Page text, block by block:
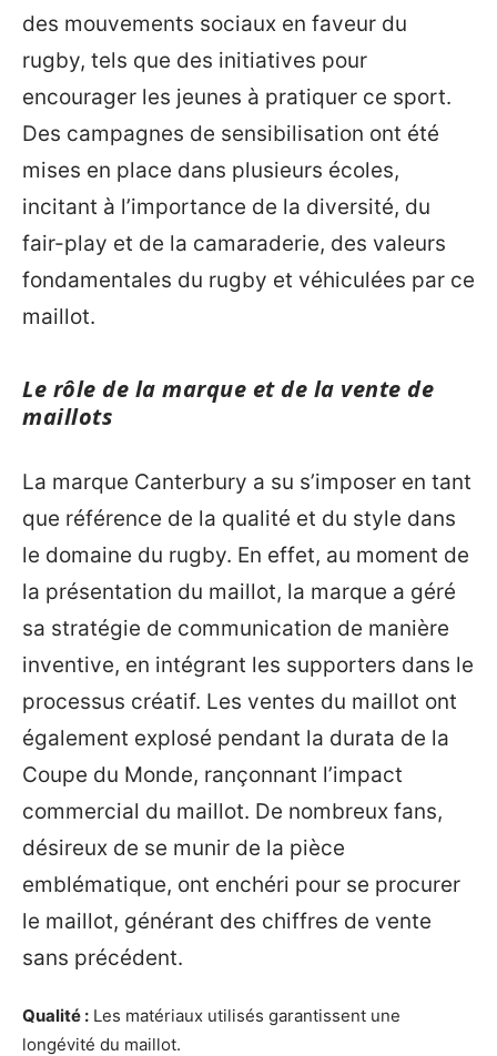
des mouvements sociaux en faveur du
rugby, tels que des initiatives pour
encourager les jeunes à pratiquer ce sport.
Des campagnes de sensibilisation ont été
mises en place dans plusieurs écoles,
incitant à l’importance de la diversité, du
fair-play et de la camaraderie, des valeurs
fondamentales du rugby et véhiculées par ce
maillot.
Le rôle de la marque et de la vente de
maillots
La marque Canterbury a su s’imposer en tant
que référence de la qualité et du style dans
le domaine du rugby. En effet, au moment de
la présentation du maillot, la marque a géré
sa stratégie de communication de manière
inventive, en intégrant les supporters dans le
processus créatif. Les ventes du maillot ont
également explosé pendant la durata de la
Coupe du Monde, rançonnant l’impact
commercial du maillot. De nombreux fans,
désireux de se munir de la pièce
emblématique, ont enchéri pour se procurer
le maillot, générant des chiffres de vente
sans précédent.
Qualité : Les matériaux utilisés garantissent une
longévité du maillot.